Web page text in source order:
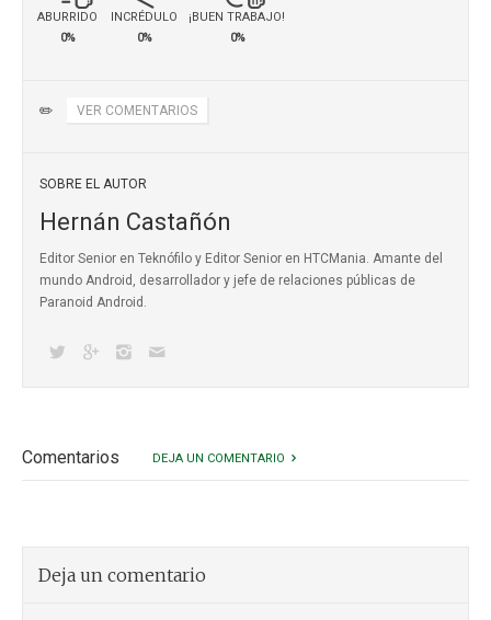
ABURRIDO
0%
INCRÉDULO
0%
¡BUEN TRABAJO!
0%
✏️ VER COMENTARIOS
SOBRE EL AUTOR
Hernán Castañón
Editor Senior en Teknófilo y Editor Senior en HTCMania. Amante del
mundo Android, desarrollador y jefe de relaciones públicas de
Paranoid Android.
Comentarios DEJA UN COMENTARIO
Deja un comentario